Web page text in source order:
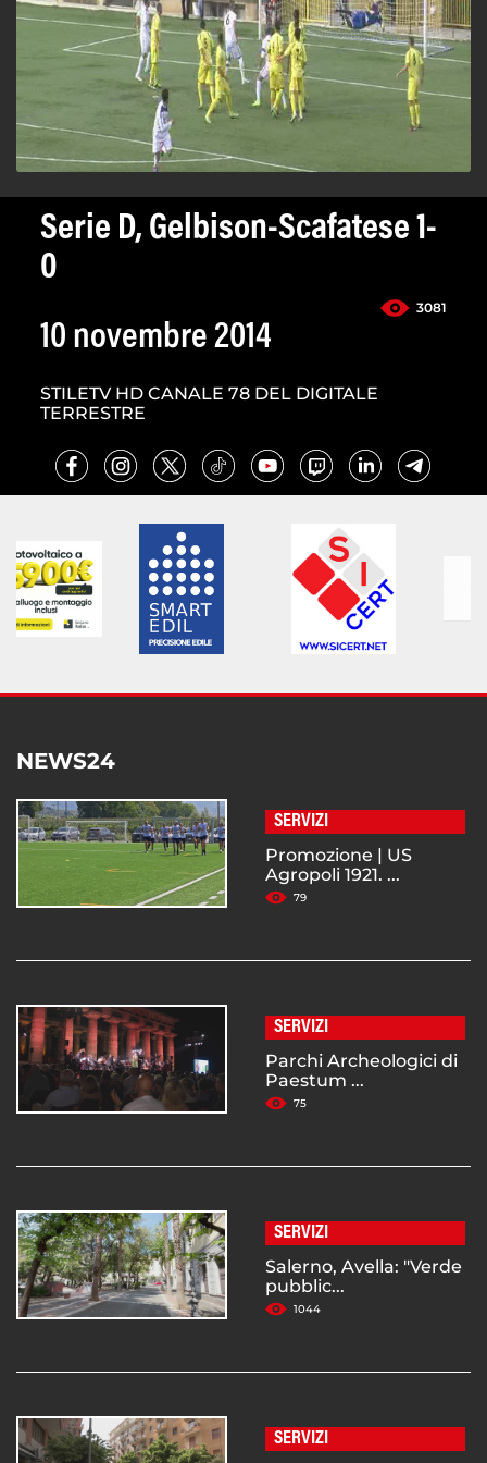
Serie D, Gelbison-Scafatese 1-
0
3081
10 novembre 2014
STILETV HD CANALE 78 DEL DIGITALE
TERRESTRE
NEWS24
SERVIZI
Promozione | US
Agropoli 1921. ...
79
SERVIZI
Parchi Archeologici di
Paestum ...
75
SERVIZI
Salerno, Avella: "Verde
pubblic...
1044
SERVIZI